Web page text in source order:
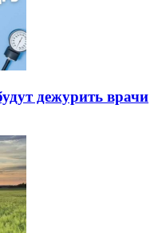
дежурить врачи